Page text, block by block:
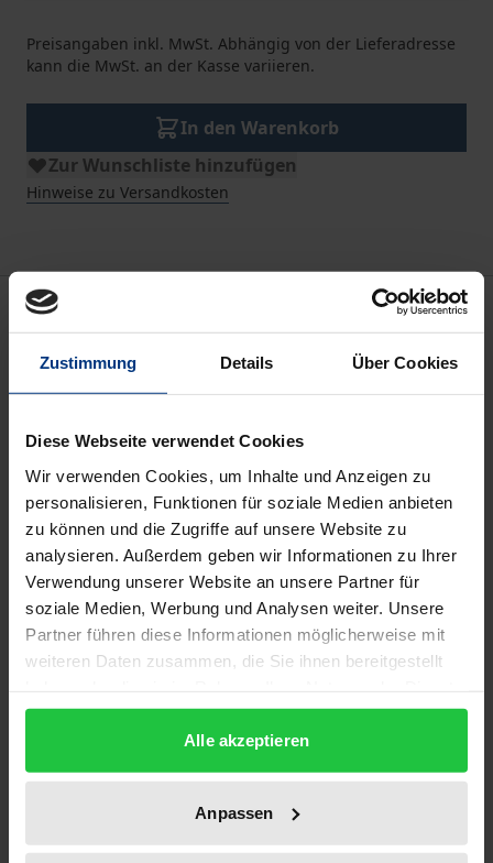
Zustimmung Details Über Cookies
Diese Webseite verwendet Cookies
Wir verwenden Cookies, um Inhalte und Anzeigen zu
personalisieren, Funktionen für soziale Medien anbieten
zu können und die Zugriffe auf unsere Website zu
analysieren. Außerdem geben wir Informationen zu Ihrer
Verwendung unserer Website an unsere Partner für
soziale Medien, Werbung und Analysen weiter. Unsere
Partner führen diese Informationen möglicherweise mit
weiteren Daten zusammen, die Sie ihnen bereitgestellt
gesammelt haben.
Alle akzeptieren
Anpassen
Preisangaben inkl. MwSt. Abhängig von der Lieferadresse
kann die MwSt. an der Kasse variieren.
In den Warenkorb
Zur Wunschliste hinzufügen
Hinweise zu Versandkosten
Beschreibung
Vor allem seit der zweiten Hälfte des 20.
Jahrhunderts hat die medizinische Forschung zur
Entwicklung einer Vielzahl von therapeutischen,
Auch in der Pädiatrie hat dieser Fortschritt seinen
Niederschlag gefunden. Dennoch fällt die Bilanz der
Neuentwicklungen in diesem Bereich, verglichen mit
anderen Gebieten der Medizin, deutlich
bescheidener aus. Die Frage nach der ethischen
Vertretbarkeit von biomedizinischer Forschung mit
schwieriges Problem innerhalb der Forschungsethik
dar und wird entsprechend seit langem intensiv
diskutiert. Die besondere Schwierigkeit des
Problems liegt darin begründet, dass zwei